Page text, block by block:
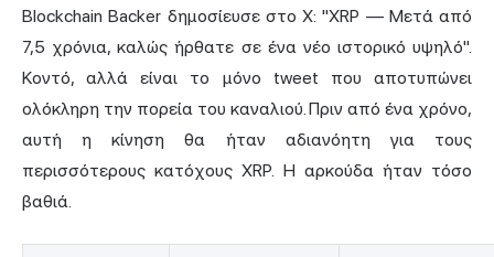
Blockchain Backer δημοσίευσε στο X: "XRP — Μετά από
7,5 χρόνια, καλώς ήρθατε σε ένα νέο ιστορικό υψηλό".
Κοντό, αλλά είναι το μόνο tweet που αποτυπώνει
ολόκληρη την πορεία του καναλιού. Πριν από ένα χρόνο,
αυτή η κίνηση θα ήταν αδιανόητη για τους
περισσότερους κατόχους XRP. Η αρκούδα ήταν τόσο
βαθιά.